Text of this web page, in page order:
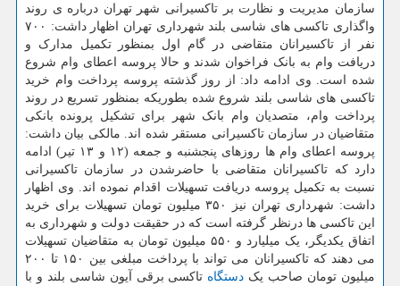
سازمان مدیریت و نظارت بر تاکسیرانی شهر تهران درباره ی روند
واگذاری تاکسی های شاسی بلند شهرداری تهران اظهار داشت: ۷۰۰
نفر از تاکسیرانان متقاضی در گام اول بمنظور تکمیل مدارک و
دریافت وام به بانک فراخوان شدند و حالا پروسه اعطای وام شروع
شده است. وی ادامه داد: از روز گذشته پروسه پرداخت وام خرید
تاکسی های شاسی بلند شروع شده بطوریکه بمنظور تسریع در روند
پرداخت وام، متصدیان وام بانک شهر برای تشکیل پرونده بانکی
متقاضیان در سازمان تاکسیرانی مستقر شده اند. مالکی بیان داشت:
پروسه اعطای وام ها روزهای پنجشنبه و جمعه (۱۲ و ۱۳ تیر) ادامه
دارد که تاکسیرانان متقاضی با حاضرشدن در سازمان تاکسیرانی
نسبت به تکمیل پروسه دریافت تسهیلات اقدام نموده اند. وی اظهار
داشت: شهرداری تهران نیز ۳۵۰ میلیون تومان تسهیلات برای خرید
این تاکسی ها درنظر گرفته است که در حقیقت دولت و شهرداری به
اتفاق یکدیگر، یک میلیارد و ۵۵۰ میلیون تومان به متقاضیان تسهیلات
می دهند که تاکسیرانان می تواند با پرداخت مبلغی بین ۱۵۰ تا ۲۰۰
میلیون تومان صاحب یک دستگاه تاکسی برقی آیون شاسی بلند و با